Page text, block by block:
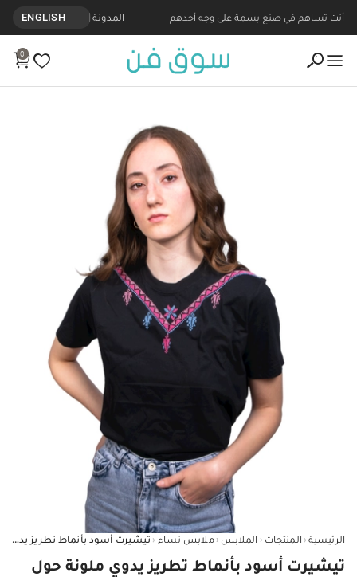
أنت تساهم في صنع بسمة على وجه أحدهم المدونة ENGLISH
0
الرئيسية ‹ المنتجات ‹ الملابس ‹ ملابس نساء ‹ تيشيرت أسود بأنماط تطريز يدوي ملونة حول الياقة - S
تيشيرت أسود بأنماط تطريز يدوي ملونة حول